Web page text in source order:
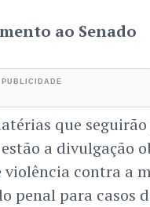
ao Senado
que
a divulgação
contra a
penal para casos